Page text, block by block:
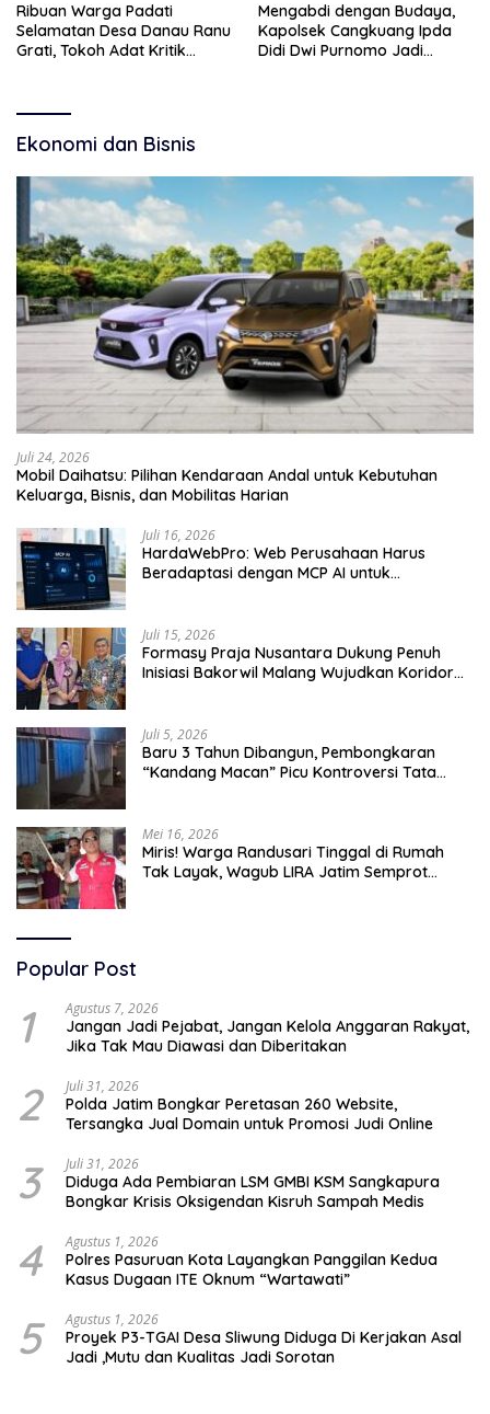
Ribuan Warga Padati
Selamatan Desa Danau Ranu
Grati, Tokoh Adat Kritik
Mengabdi dengan Budaya,
Kapolsek Cangkuang Ipda
Didi Dwi Purnomo Jadi
Ekonomi dan Bisnis
Juli 24, 2026
Mobil Daihatsu: Pilihan Kendaraan Andal untuk Kebutuhan
Keluarga, Bisnis, dan Mobilitas Harian
Juli 16, 2026
HardaWebPro: Web Perusahaan Harus
Beradaptasi dengan MCP AI untuk
Juli 15, 2026
Formasy Praja Nusantara Dukung Penuh
Inisiasi Bakorwil Malang Wujudkan Koridor
Juli 5, 2026
Baru 3 Tahun Dibangun, Pembongkaran
“Kandang Macan” Picu Kontroversi Tata
Mei 16, 2026
Miris! Warga Randusari Tinggal di Rumah
Tak Layak, Wagub LIRA Jatim Semprot
Popular Post
1 Agustus 7, 2026
Jangan Jadi Pejabat, Jangan Kelola Anggaran Rakyat,
Jika Tak Mau Diawasi dan Diberitakan
2 Juli 31, 2026
Polda Jatim Bongkar Peretasan 260 Website,
Tersangka Jual Domain untuk Promosi Judi Online
3 Juli 31, 2026
Diduga Ada Pembiaran LSM GMBI KSM Sangkapura
Bongkar Krisis Oksigendan Kisruh Sampah Medis
4 Agustus 1, 2026
Polres Pasuruan Kota Layangkan Panggilan Kedua
Kasus Dugaan ITE Oknum “Wartawati”
5 Agustus 1, 2026
Proyek P3-TGAI Desa Sliwung Diduga Di Kerjakan Asal
Jadi ,Mutu dan Kualitas Jadi Sorotan